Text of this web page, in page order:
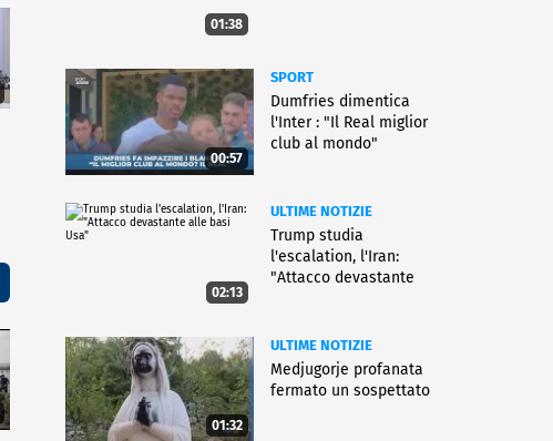
01:38
00:57
SPORT
Dumfries dimentica
l'Inter : "Il Real miglior
club al mondo"
02:13
ULTIME NOTIZIE
Trump studia
l'escalation, l'Iran:
"Attacco devastante
01:32
ULTIME NOTIZIE
Medjugorje profanata
fermato un sospettato